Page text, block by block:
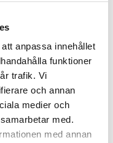
anpassa innehållet
funktioner
trafik. Vi
och annan
medier och
med.
med annan
499kr